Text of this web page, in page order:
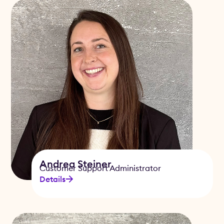
Andrea Steiner
Customer Support Administrator
Details